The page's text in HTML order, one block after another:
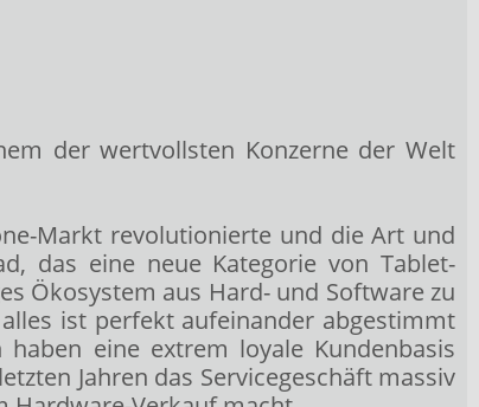
der wertvollsten Konzerne der Welt
Markt revolutionierte und die Art und
das eine neue Kategorie von Tablet-
Ökosystem aus Hard- und Software zu
ist perfekt aufeinander abgestimmt
eine extrem loyale Kundenbasis
Jahren das Servicegeschäft massiv